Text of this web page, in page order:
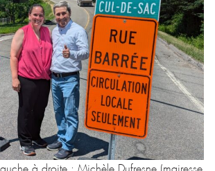
à droite : Michèle Dufresne (mairesse